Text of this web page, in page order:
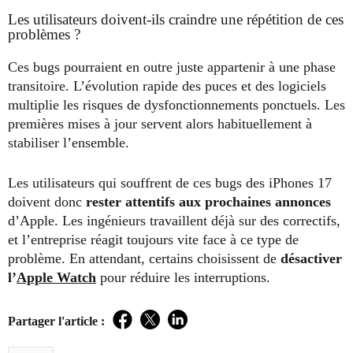
Les utilisateurs doivent-ils craindre une répétition de ces
problèmes ?
Ces bugs pourraient en outre juste appartenir à une phase
transitoire. L’évolution rapide des puces et des logiciels
multiplie les risques de dysfonctionnements ponctuels. Les
premières mises à jour servent alors habituellement à
stabiliser l’ensemble.
Les utilisateurs qui souffrent de ces bugs des iPhones 17
doivent donc rester attentifs aux prochaines annonces
d’Apple. Les ingénieurs travaillent déjà sur des correctifs,
et l’entreprise réagit toujours vite face à ce type de
problème. En attendant, certains choisissent de désactiver
l’Apple Watch pour réduire les interruptions.
Partager l'article : Facebook
TwitterLinkedIn